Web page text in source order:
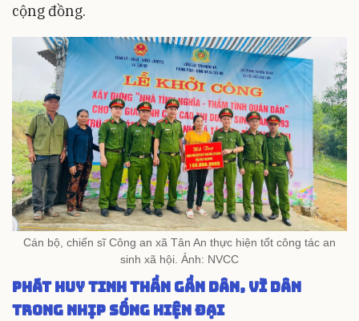
cộng đồng.
Cán bộ, chiến sĩ Công an xã Tân An thực hiện tốt công tác an
sinh xã hội. Ảnh: NVCC
Phát huy tinh thần gần dân, vì dân
trong nhịp sống hiện đại